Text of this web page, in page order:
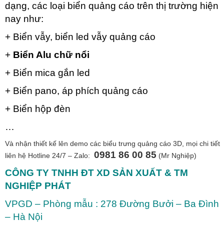
dạng, các loại biển quảng cáo trên thị trường hiện
nay như:
+ Biển vẫy, biển led vẫy quảng cáo
+ Biển Alu chữ nổi
+ Biển mica gắn led
+ Biển pano, áp phích quảng cáo
+ Biển hộp đèn
…
Và nhận thiết kế lên demo các biểu trưng quảng cáo 3D, mọi chi tiết
liên hệ Hotline 24/7 – Zalo: 0981 86 00 85 (Mr Nghiệp)
CÔNG TY TNHH ĐT XD SẢN XUẤT & TM
NGHIỆP PHÁT
VPGD – Phòng mẫu : 278 Đường Bưởi – Ba Đình
– Hà Nội